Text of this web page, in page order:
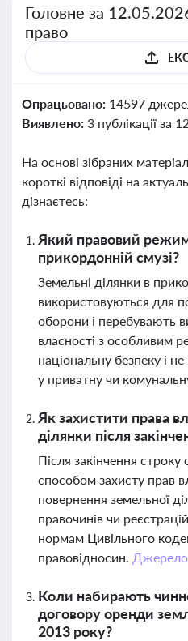
Головне за
право
Опрацьовано: 14597
Виявлено: 3 публікації за
На основі зібраних
короткі відповіді на
дізнаєтесь:
Який правовий
прикордонній смузі?
Земельні ділянки в
використовуються для
оборони і перебувають
власності з особливим
національну безпеку і
у приватну чи
Як захистити права
ділянки після
Після закінчення
способом захисту прав
повернення земельної
правочинів чи
нормам Цивільного
правовідносин. Джерело
Коли набирають
договору оренди
2013 року?